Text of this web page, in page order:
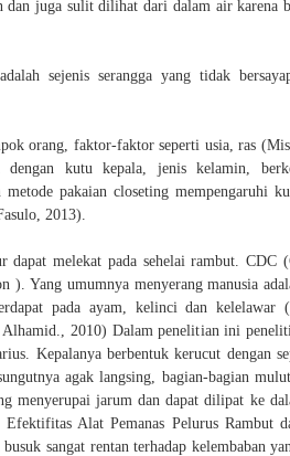
dan juga sulit dilihat dari dalam air karena
sejenis serangga yang tidak
orang, faktor-faktor seperti usia, ras
dengan kutu kepala, jenis kelamin,
metode pakaian closeting mempengaruhi
2013).
dapat melekat pada sehelai rambut. CDC
). Yang umumnya menyerang manusia
pada ayam, kelinci dan kelelawar
Alhamid., 2010) Dalam penelitian ini
Kepalanya berbentuk kerucut dengan
agak langsing, bagian-bagian
menyerupai jarum dan dapat dilipat ke
Efektifitas Alat Pemanas Pelurus Rambut
sangat rentan terhadap kelembaban